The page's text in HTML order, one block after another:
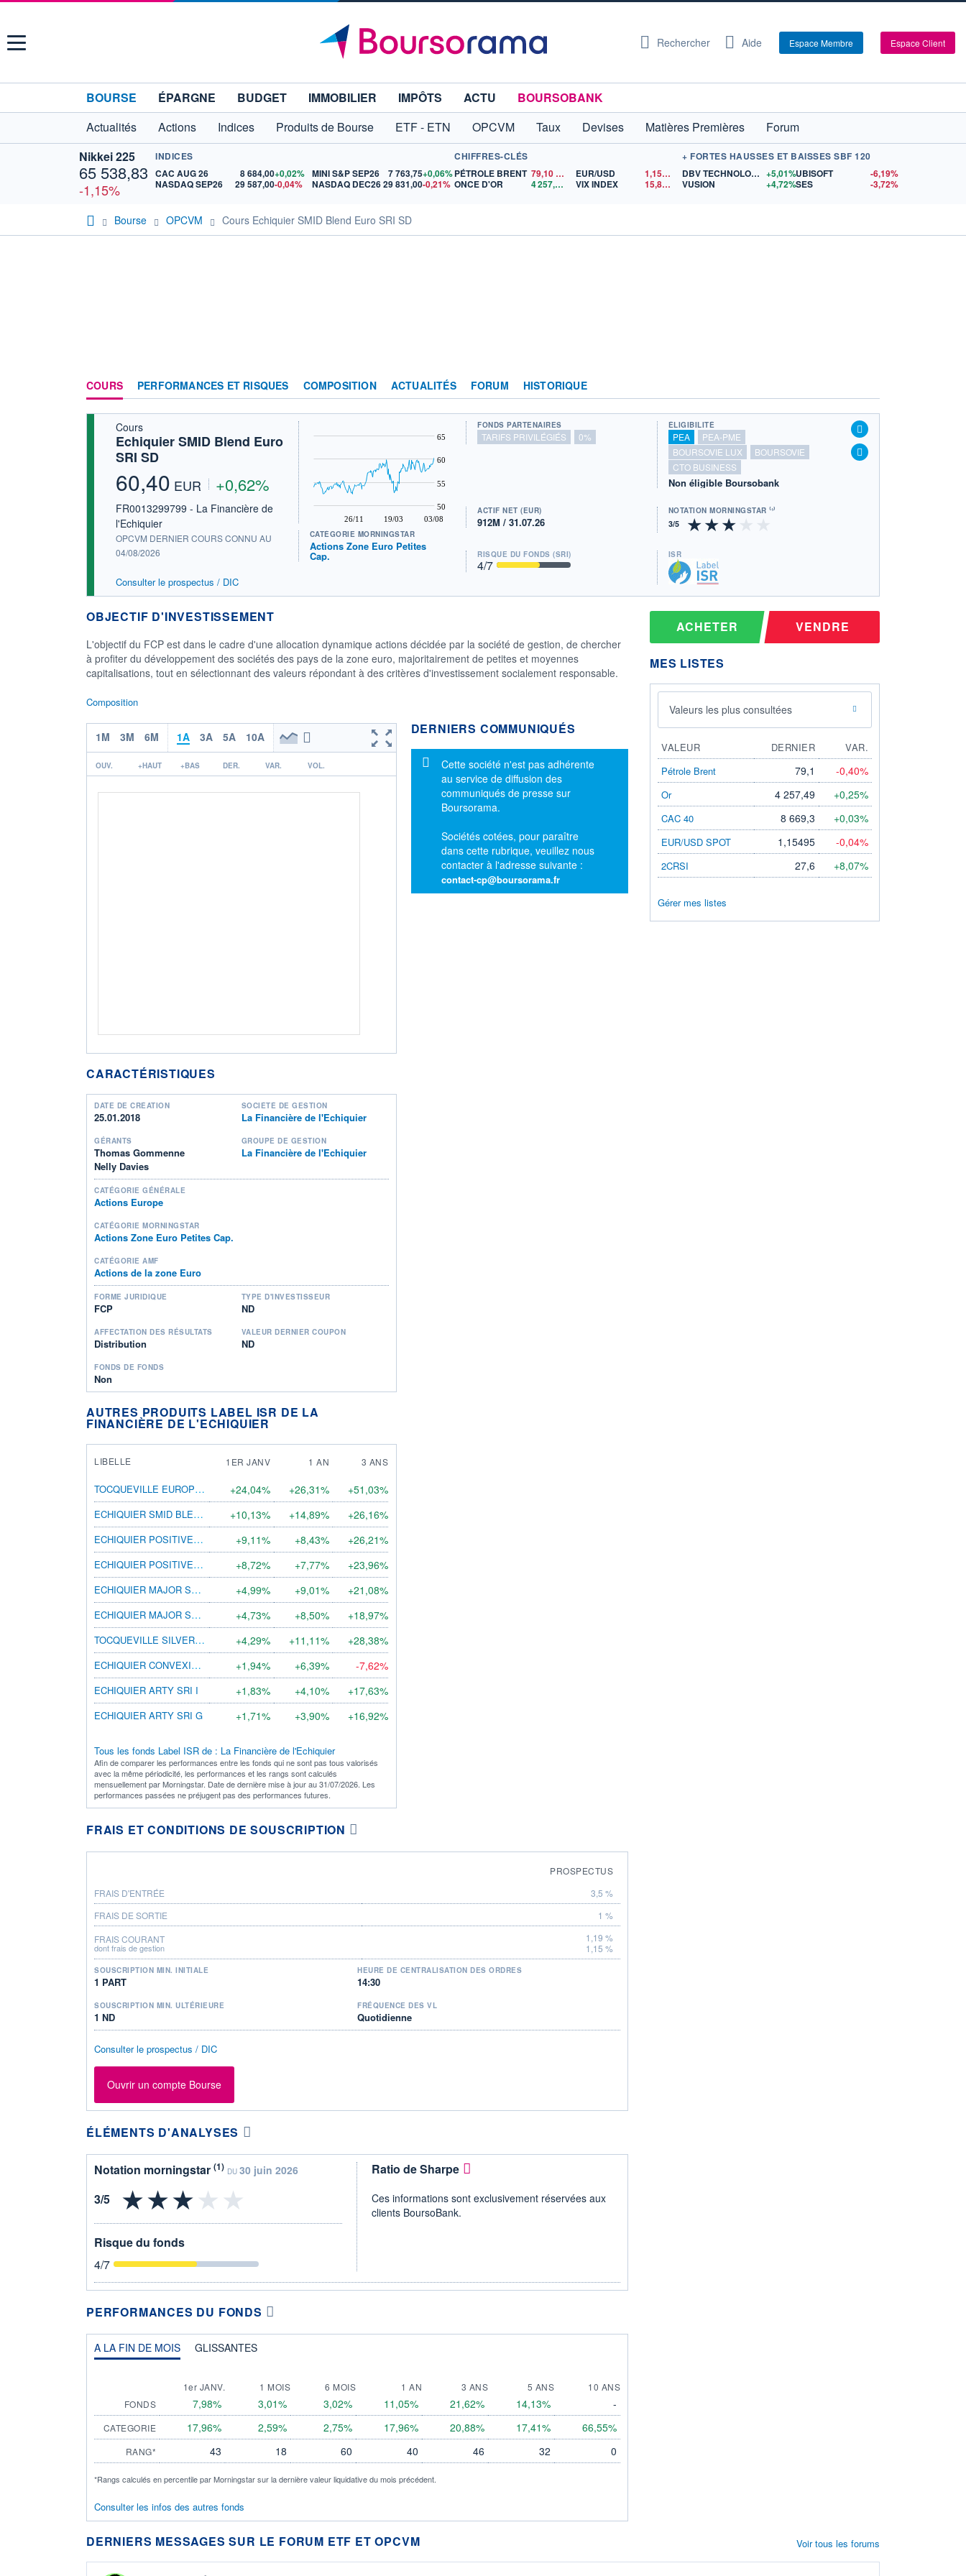
Menu Rechercher Aide Espace Membre Espace Client
BOURSE ÉPARGNE BUDGET IMMOBILIER IMPÔTS ACTU
BOURSOBANK
Actualités
Actions Indices Produits de Bourse ETF - ETN OPCVM Taux Devises Matières Premières
Forum
Nikkei 225
65 538,83
-1,15%
INDICES
CAC AUG 26
8 684,00+0,02%
NASDAQ SEP26
29 587,00-0,04%
MINI S&P SEP26 7 763,75+0,06%
NASDAQ DEC2629 831,00-0,21%
CHIFFRES-CLÉS
PÉTROLE BRENT 79,10
ONCE D'OR
4 257,49 $US
EUR/USD 1,1550
$US
VIX INDEX
15,81$US
+ FORTES HAUSSES ET BAISSES SBF 120
DBV TECHNOLOGIES +5,01%
VUSION
+4,72%
UBISOFT
-6,19%
SES
-3,72%
Bourse OPCVM Cours Echiquier SMID Blend Euro SRI SD
COURS PERFORMANCES ET RISQUES COMPOSITION ACTUALITÉS FORUM HISTORIQUE
Cours
Echiquier SMID Blend Euro
SRI SD
60,40 EUR +0,62%
FR0013299799 - La Financière de
l'Echiquier
OPCVM DERNIER COURS CONNU AU
04/08/2026
Consulter le prospectus / DIC
26/11 19/03 03/08
50
55
60
65
CATÉGORIE MORNINGSTAR
Actions Zone Euro Petites
Cap.
FONDS PARTENAIRES
TARIFS PRIVILÉGIÉS 0%
ÉLIGIBILITÉ
PEA
PEA-PME
BOURSOVIE LUX
BOURSOVIE
CTO BUSINESS
Non éligible Boursobank
ACTIF NET (EUR)
912M / 31.07.26
NOTATION MORNINGSTAR ⁽¹⁾
RISQUE DU FONDS (SRI)
4/7
ISR
Ce fonds détient le Label ISR (Investissement
OBJECTIF D'INVESTISSEMENT
L'objectif du FCP est dans le cadre d'une allocation dynamique actions décidée par la société de gestion, de chercher
à profiter du développement des sociétés des pays de la zone euro, majoritairement de petites et moyennes
capitalisations, tout en sélectionnant des valeurs répondant à des critères d'investissement socialement responsable.
Composition
1M 3M 6M 1A 3A 5A 10A
OUV. +HAUT +BAS DER. VAR. VOL.
CARACTÉRISTIQUES
DATE DE CRÉATION
25.01.2018
SOCIÉTÉ DE GESTION
La Financière de l'Echiquier
GÉRANTS
Thomas Gommenne
Nelly Davies
GROUPE DE GESTION
La Financière de l'Echiquier
CATÉGORIE GÉNÉRALE
Actions Europe
CATÉGORIE MORNINGSTAR
Actions Zone Euro Petites Cap.
CATÉGORIE AMF
Actions de la zone Euro
FORME JURIDIQUE
FCP
TYPE D'INVESTISSEUR
ND
AFFECTATION DES RÉSULTATS
Distribution
VALEUR DERNIER COUPON
ND
FONDS DE FONDS
Non
AUTRES PRODUITS LABEL ISR DE LA
FINANCIÈRE DE L'ECHIQUIER
LIBELLE 1ER JANV 1 AN 3 ANS
TOCQUEVILLE EUROPE STRATEGIC TECH SRI GP +24,04% +26,31%
+51,03%
ECHIQUIER SMID BLEND EURO SRI I
+10,13% +14,89%
+26,16%
ECHIQUIER POSITIVE IMPACT EUROPE G
+9,11% +8,43%
+26,21%
ECHIQUIER POSITIVE IMPACT EUROPE A
+8,72% +7,77%
+23,96%
ECHIQUIER MAJOR SRI GROWTH EUROPE I
+4,99% +9,01%
+21,08%
ECHIQUIER MAJOR SRI GROWTH EUROPE G
+4,73% +8,50%
+18,97%
TOCQUEVILLE SILVER AGE SRI GP
+4,29% +11,11%
+28,38%
ECHIQUIER CONVEXITÉ SRI EUROPE D
+1,94% +6,39% -7,62%
ECHIQUIER ARTY SRI I +1,83% +4,10% +17,63%
ECHIQUIER ARTY SRI G +1,71% +3,90% +16,92%
Tous les fonds Label ISR de : La Financière de l'Echiquier
Afin de comparer les performances entre les fonds qui ne sont pas tous valorisés
avec la même périodicité, les performances et les rangs sont calculés
mensuellement par Morningstar. Date de dernière mise à jour au 31/07/2026. Les
performances passées ne préjugent pas des performances futures.
DERNIERS COMMUNIQUÉS
Message d'information
Cette société n'est pas adhérente
au service de diffusion des
communiqués de presse sur
Boursorama.
Sociétés cotées, pour paraître
dans cette rubrique, veuillez nous
contacter à l'adresse suivante :
contact-cp@boursorama.fr
FRAIS ET CONDITIONS DE SOUSCRIPTION
PROSPECTUS
FRAIS D'ENTRÉE
3,5 %
FRAIS DE SORTIE
1 %
FRAIS COURANT
dont frais de gestion
1,19 %
1,15 %
SOUSCRIPTION MIN. INITIALE
1 PART
HEURE DE CENTRALISATION DES ORDRES
14:30
SOUSCRIPTION MIN. ULTÉRIEURE
1 ND
FRÉQUENCE DES VL
Quotidienne
Consulter le prospectus / DIC
Ouvrir un compte Bourse
ÉLÉMENTS D'ANALYSES
Notation morningstar (1) DU 30 juin 2026
Risque du fonds
4/7
Ratio de Sharpe
Ces informations sont exclusivement réservées aux
clients BoursoBank.
PERFORMANCES DU FONDS
A LA FIN DE MOIS GLISSANTES
1er JANV. 1 MOIS 6 MOIS 1 AN 3 ANS 5 ANS
10 ANS
FONDS
7,98% 3,01% 3,02% 11,05% 21,62% 14,13% -
CATEGORIE 17,96% 2,59% 2,75% 17,96% 20,88% 17,41% 66,55%
RANG* 43 18 60 40 46 32 0
*Rangs calculés en percentile par Morningstar sur la dernière valeur liquidative du mois précédent.
Consulter les infos des autres fonds
ACHETER VENDRE
MES LISTES
Valeurs les plus consultées
VALEUR DERNIER
VAR.
Pétrole Brent
79,1 -0,40%
Or 4 257,49 +0,25%
CAC 40 8 669,3 +0,03%
EUR/USD SPOT 1,15495 -0,04%
2CRSI 27,6 +8,07%
Gérer mes listes
DERNIERS MESSAGES SUR LE FORUM ETF ET OPCVM Voir tous les forums